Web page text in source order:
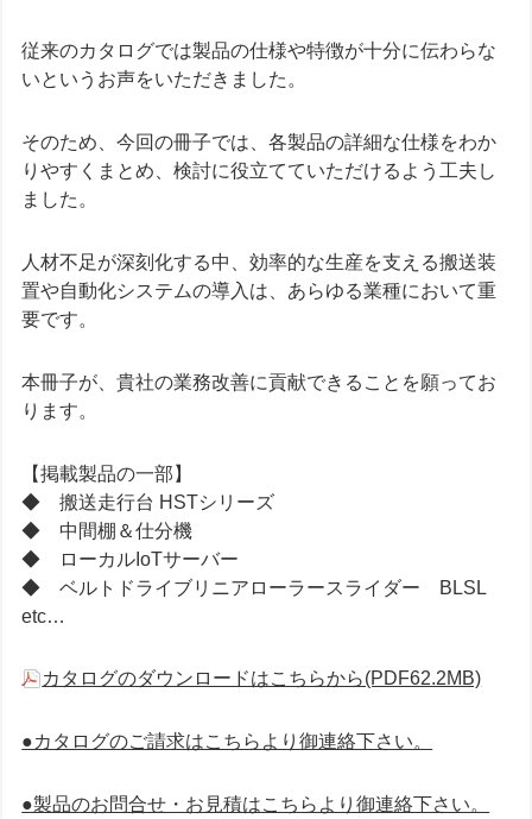
従来のカタログでは製品の仕様や特徴が十分に伝わらな
いというお声をいただきました。
そのため、今回の冊子では、各製品の詳細な仕様をわか
りやすくまとめ、検討に役立てていただけるよう工夫し
ました。
人材不足が深刻化する中、効率的な生産を支える搬送装
置や自動化システムの導入は、あらゆる業種において重
要です。
本冊子が、貴社の業務改善に貢献できることを願ってお
ります。
【掲載製品の一部】
◆ 搬送走行台 HSTシリーズ
◆ 中間棚＆仕分機
◆ ローカルIoTサーバー
◆ ベルトドライブリニアローラースライダー BLSL
etc…
カタログのダウンロードはこちらから(PDF62.2MB)
●カタログのご請求はこちらより御連絡下さい。
●製品のお問合せ・お見積はこちらより御連絡下さい。